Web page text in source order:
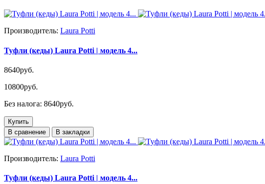
Производитель: Laura Potti
Туфли (кеды) Laura Potti | модель 4...
8640руб.
10800руб.
Без налога: 8640руб.
Купить
В сравнение
В закладки
Производитель: Laura Potti
Туфли (кеды) Laura Potti | модель 4...